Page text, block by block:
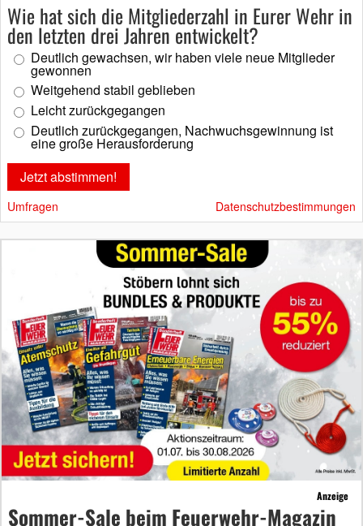
Wie hat sich die Mitgliederzahl in Eurer Wehr in
den letzten drei Jahren entwickelt?
Deutlich gewachsen, wir haben viele neue Mitglieder
gewonnen
Weitgehend stabil geblieben
Leicht zurückgegangen
Deutlich zurückgegangen, Nachwuchsgewinnung ist
eine große Herausforderung
Umfragen Datenschutzbestimmungen
Anzeige
Sommer-Sale beim Feuerwehr-Magazin